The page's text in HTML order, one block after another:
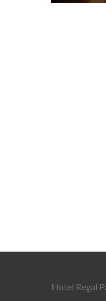
Hotel Regal